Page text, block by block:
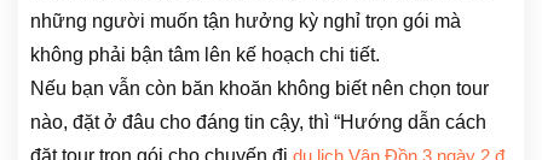
những người muốn tận hưởng kỳ nghỉ trọn gói mà
không phải bận tâm lên kế hoạch chi tiết.
Nếu bạn vẫn còn băn khoăn không biết nên chọn tour
nào, đặt ở đâu cho đáng tin cậy, thì “Hướng dẫn cách
đặt tour trọn gói cho chuyến đi